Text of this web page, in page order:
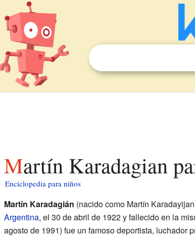
Martín Karadagian
Enciclopedia para niños
Martín Karadagián (nacido como Martín
Argentina, el 30 de abril de 1922 y fallecido en la
agosto de 1991) fue un famoso deportista, luchador